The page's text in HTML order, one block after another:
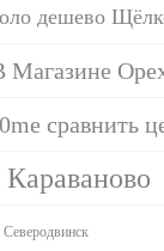
дешево
сравнить